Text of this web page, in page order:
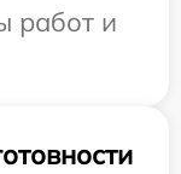
работ и